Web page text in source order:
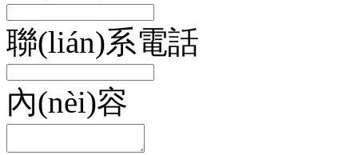
聯(lián)系電話
內(nèi)容